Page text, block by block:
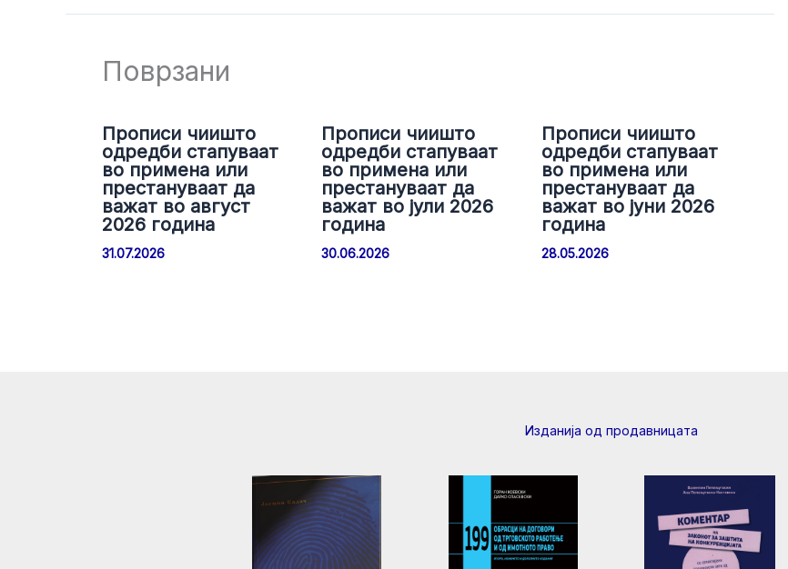
Поврзани
Прописи чиишто
одредби стапуваат
во примена или
престануваат да
важат во август
2026 година
31.07.2026
Прописи чиишто
одредби стапуваат
во примена или
престануваат да
важат во јули 2026
година
30.06.2026
Прописи чиишто
одредби стапуваат
во примена или
престануваат да
важат во јуни 2026
година
28.05.2026
Изданија од продавницата